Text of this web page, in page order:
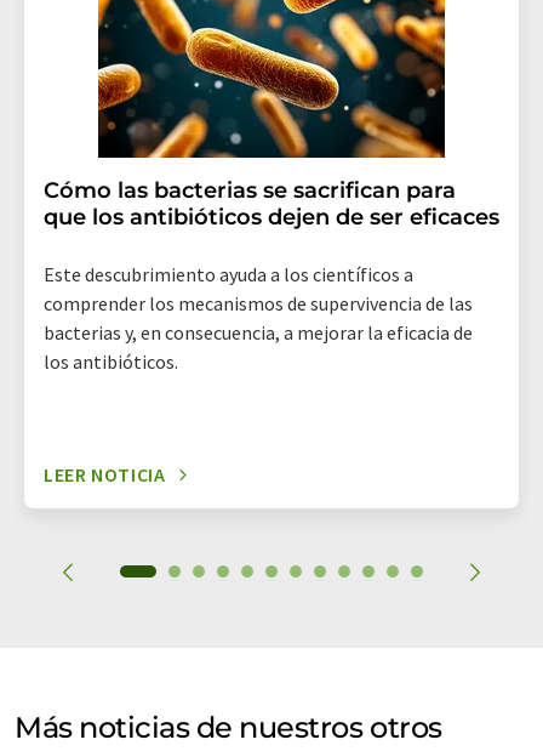
electrónico se incluye un enlace para anular la
suscripción al boletín informativo correspondiente.
Cómo las bacterias se sacrifican para
que los antibióticos dejen de ser eficaces
Este descubrimiento ayuda a los científicos a
comprender los mecanismos de supervivencia de las
bacterias y, en consecuencia, a mejorar la eficacia de
los antibióticos.
LEER NOTICIA
Más noticias de nuestros otros